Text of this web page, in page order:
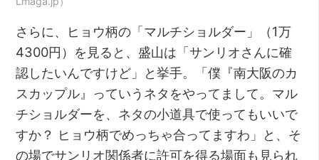
さらに、ヒョウ柄の「マルチショルダー」（1万
4300円）を見ると、盛山は「サンリオさんに確
認したいんですけど」と挙手。「僕『南大阪のカ
スカップル』っていうネタをやってまして。マル
チショルダーを、ネタの小道具で使ってもいいで
すか？ ヒョウ柄でめっちゃ合ってますわ」と、そ
の場でサンリオ関係者に許可を得る場面も見られ